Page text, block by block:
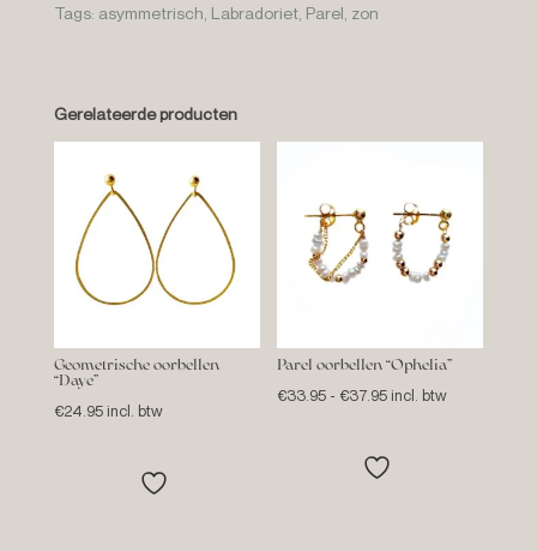
Tags: asymmetrisch Labradoriet, Parel zon
Gerelateerde producten
Geometrische oorbellen
“Daye”
€24.95 incl. btw
Parel oorbellen “Ophelia”
€33.95 - €37.95Prijsklasse:
tot
incl. btw